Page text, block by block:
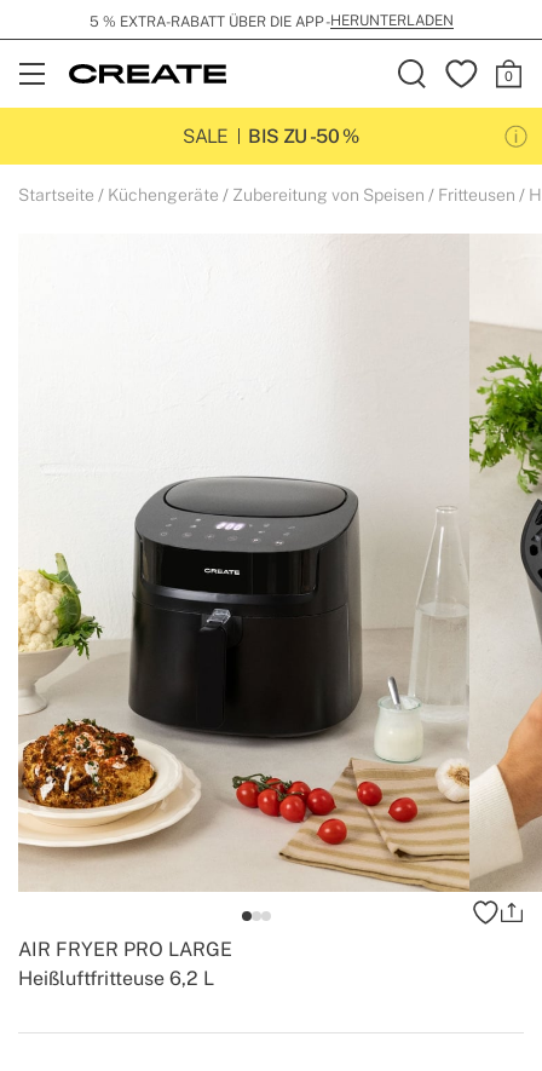
KOSTENLOSER
Open
Menu
SALE
BIS ZU -50 %
Startseite Küchengeräte Zubereitung von Speisen Fritteusen
Heißluftfritteuse 6,2 L
AIR FRYER PRO LARGE
Create